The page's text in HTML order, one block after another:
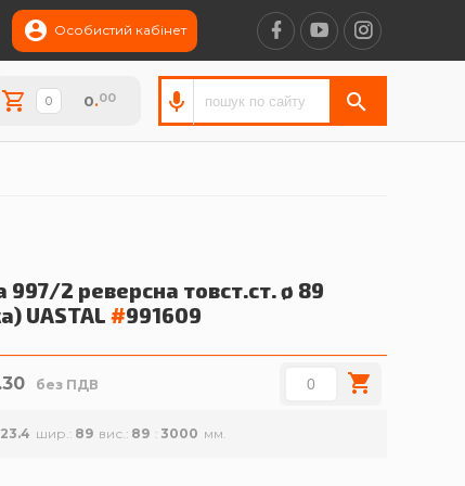
Особистий кабінет
0.00
997/2 реверсна товст.ст. ø 89
UASTAL #991609
без ПДВ
23.4 шир. 89 вис. 89 3000